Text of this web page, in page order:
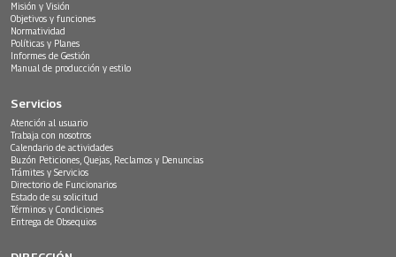
Misión y Visión
Objetivos y funciones
Normatividad
Políticas y Planes
Informes de Gestión
Manual de producción y estilo
Servicios
Atención al usuario
Trabaja con nosotros
Calendario de actividades
Buzón Peticiones, Quejas, Reclamos y Denuncias
Trámites y Servicios
Directorio de Funcionarios
Estado de su solicitud
Términos y Condiciones
Entrega de Obsequios